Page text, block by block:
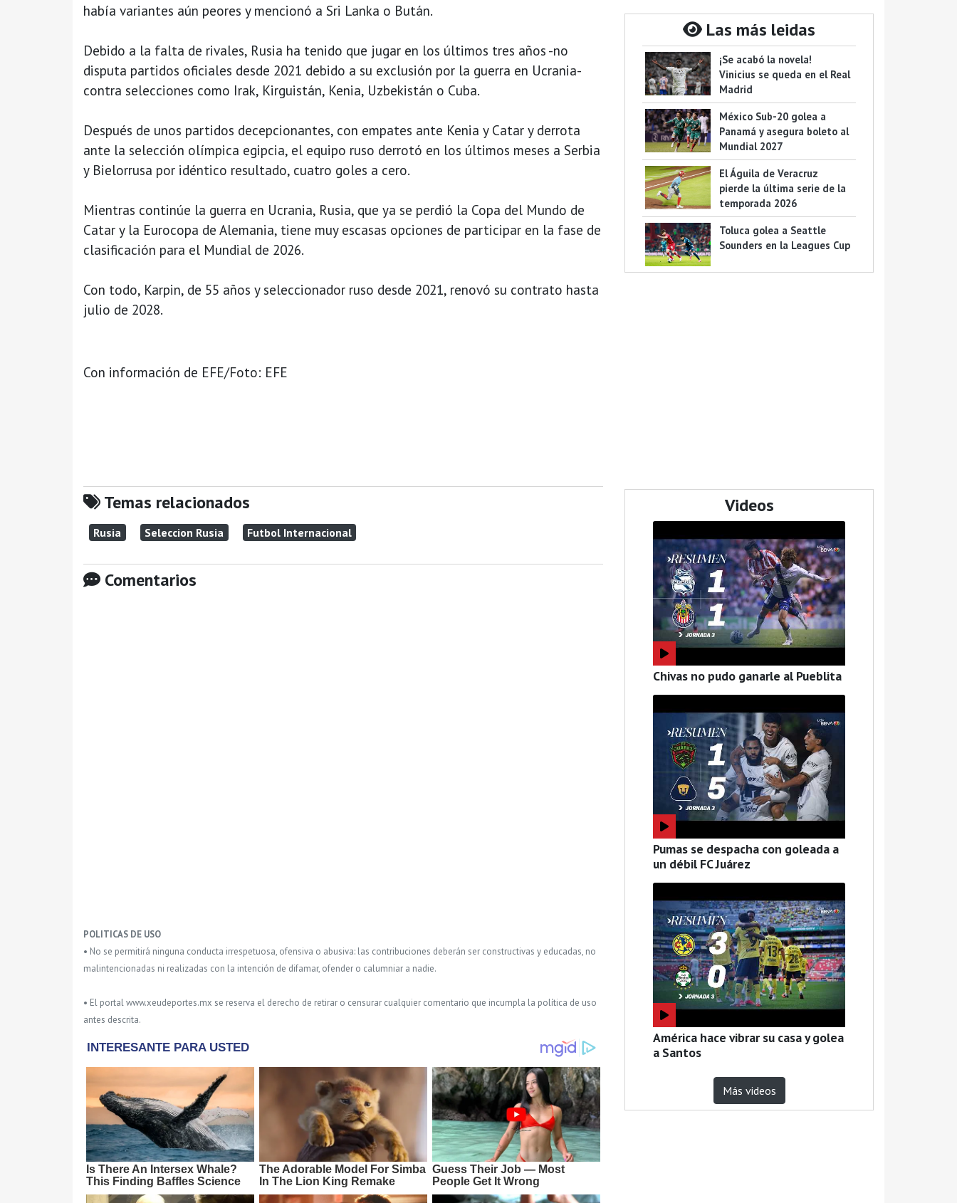
había variantes aún peores y mencionó a Sri Lanka o Bután.
Debido a la falta de rivales, Rusia ha tenido que jugar en los últimos tres años -no
disputa partidos oficiales desde 2021 debido a su exclusión por la guerra en Ucrania-
contra selecciones como Irak, Kirguistán, Kenia, Uzbekistán o Cuba.
Después de unos partidos decepcionantes, con empates ante Kenia y Catar y derrota
ante la selección olímpica egipcia, el equipo ruso derrotó en los últimos meses a Serbia
y Bielorrusa por idéntico resultado, cuatro goles a cero.
Mientras continúe la guerra en Ucrania, Rusia, que ya se perdió la Copa del Mundo de
Catar y la Eurocopa de Alemania, tiene muy escasas opciones de participar en la fase de
clasificación para el Mundial de 2026.
Con todo, Karpin, de 55 años y seleccionador ruso desde 2021, renovó su contrato hasta
julio de 2028.
Con información de EFE/Foto: EFE
Temas relacionados
Rusia Seleccion Rusia Futbol Internacional
Comentarios
POLITICAS DE USO
• No se permitirá ninguna conducta irrespetuosa, ofensiva o abusiva: las contribuciones deberán ser constructivas y educadas, no
malintencionadas ni realizadas con la intención de difamar, ofender o calumniar a nadie.
• El portal www.xeudeportes.mx se reserva el derecho de retirar o censurar cualquier comentario que incumpla la política de uso
antes descrita.
Las más leidas
¡Se acabó la novela!
Vinicius se queda en el Real
Madrid
México Sub-20 golea a
Panamá y asegura boleto al
Mundial 2027
El Águila de Veracruz
pierde la última serie de la
temporada 2026
Toluca golea a Seattle
Sounders en la Leagues Cup
Videos
Chivas no pudo ganarle al Pueblita
Pumas se despacha con goleada a
un débil FC Juárez
América hace vibrar su casa y golea
a Santos
Más videos